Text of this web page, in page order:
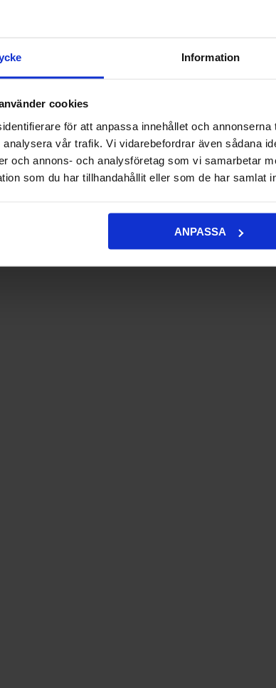
Information
cookies
för att anpassa innehållet och
vår trafik. Vi vidarebefordrar även sådana
och annons- och analysföretag som vi samarbetar
som du har tillhandahållit eller som de har samlat
ANPASSA